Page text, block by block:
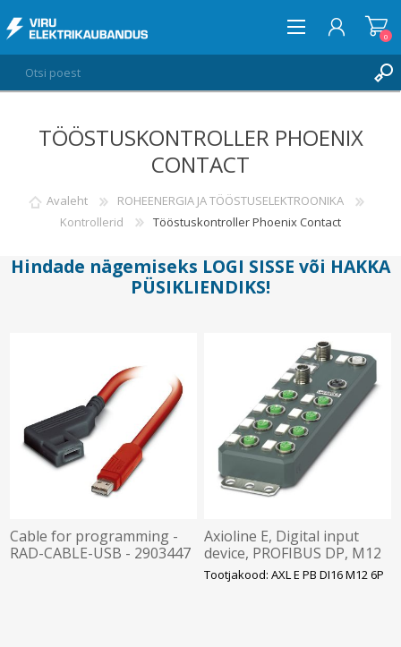
LOGI SISSE
0
TÖÖSTUSKONTROLLER PHOENIX
CONTACT
Avaleht
ROHEENERGIA JA TÖÖSTUSELEKTROONIKA
Kontrollerid
Tööstuskontroller Phoenix Contact
Hindade nägemiseks LOGI SISSE või HAKKA
PÜSIKLIENDIKS!
Cable for programming -
RAD-CABLE-USB - 2903447
Axioline E, Digital input
device, PROFIBUS DP, M12
connector, Digital inputs:
16, 24 VDC, Phoenix
Tootjakood: AXL E PB DI16 M12 6P